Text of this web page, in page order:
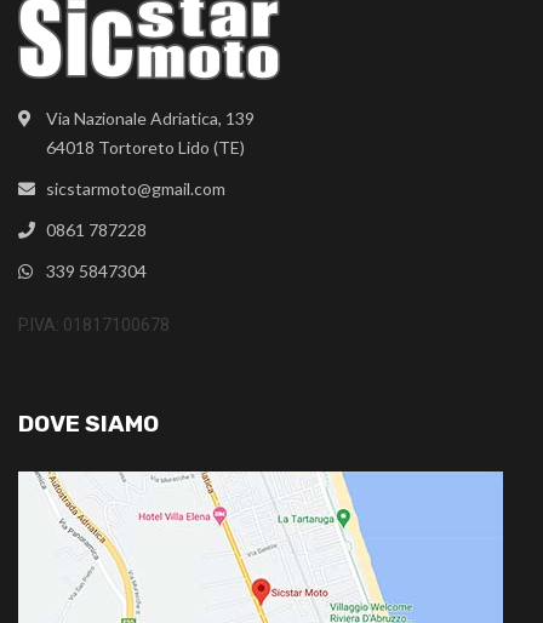
Via Nazionale Adriatica, 139
64018 Tortoreto Lido (TE)
sicstarmoto@gmail.com
0861 787228
339 5847304
P.IVA: 01817100678
DOVE SIAMO